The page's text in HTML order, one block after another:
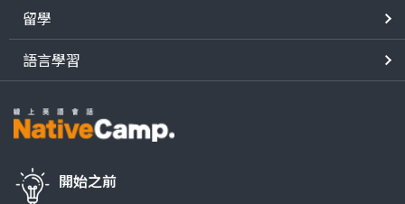
留學
語言學習
開始之前